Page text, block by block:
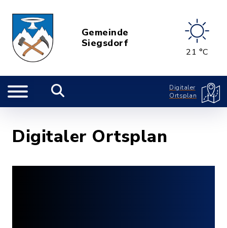
Gemeinde
Siegsdorf
21 °C
Digitaler
Ortsplan
Digitaler Ortsplan